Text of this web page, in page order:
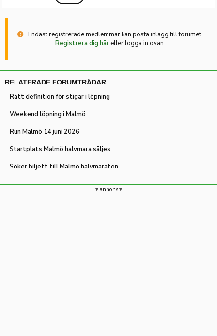
Endast registrerade medlemmar kan posta inlägg till forumet.
Registrera dig häreller logga in ovan.
RELATERADE FORUMTRÅDAR
Rätt definition för stigar i löpning
Weekend löpning i Malmö
Run Malmö 14 juni 2026
Startplats Malmö halvmara säljes
Söker biljett till Malmö halvmaraton
annons